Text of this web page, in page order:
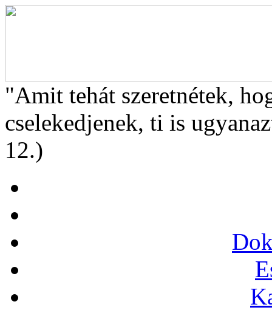
"Amit tehát szeretnétek,
cselekedjenek, ti is
12.)